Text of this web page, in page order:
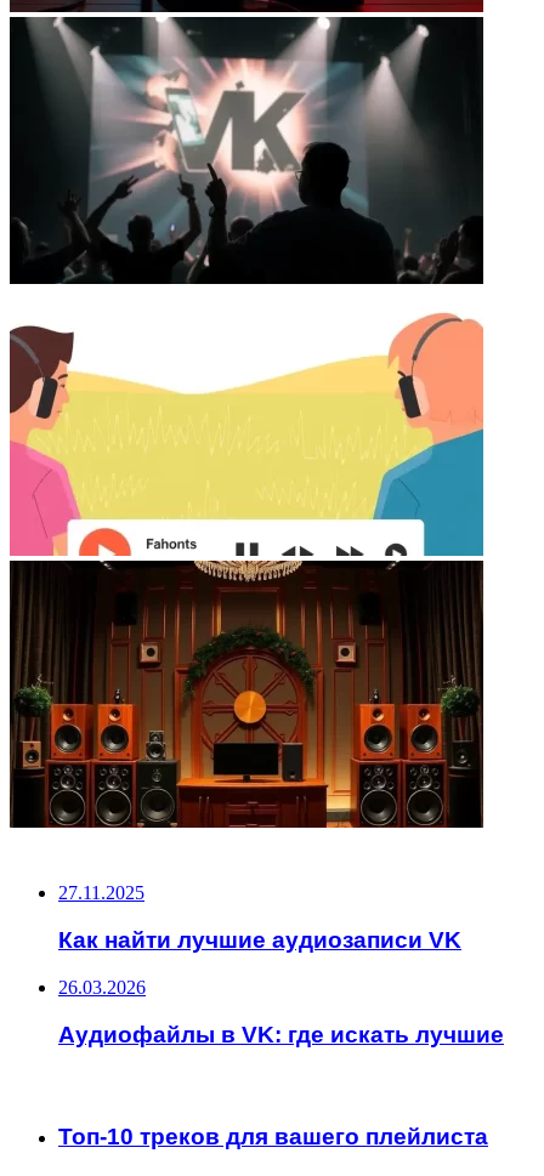
27.11.2025
Как найти лучшие аудиозаписи VK
26.03.2026
Аудиофайлы в VK: где искать лучшие
Топ-10 треков для вашего плейлиста